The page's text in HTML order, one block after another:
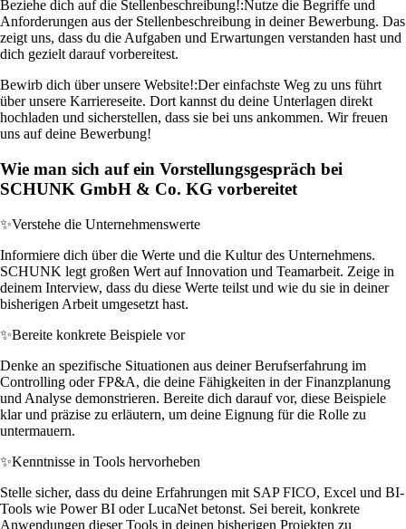
Beziehe dich auf die Stellenbeschreibung!:Nutze die Begriffe und
Anforderungen aus der Stellenbeschreibung in deiner Bewerbung. Das
zeigt uns, dass du die Aufgaben und Erwartungen verstanden hast und
dich gezielt darauf vorbereitest.
Bewirb dich über unsere Website!:Der einfachste Weg zu uns führt
über unsere Karriereseite. Dort kannst du deine Unterlagen direkt
hochladen und sicherstellen, dass sie bei uns ankommen. Wir freuen
uns auf deine Bewerbung!
Wie man sich auf ein Vorstellungsgespräch bei
SCHUNK GmbH & Co. KG vorbereitet
✨Verstehe die Unternehmenswerte
Informiere dich über die Werte und die Kultur des Unternehmens.
SCHUNK legt großen Wert auf Innovation und Teamarbeit. Zeige in
deinem Interview, dass du diese Werte teilst und wie du sie in deiner
bisherigen Arbeit umgesetzt hast.
✨Bereite konkrete Beispiele vor
Denke an spezifische Situationen aus deiner Berufserfahrung im
Controlling oder FP&A, die deine Fähigkeiten in der Finanzplanung
und Analyse demonstrieren. Bereite dich darauf vor, diese Beispiele
klar und präzise zu erläutern, um deine Eignung für die Rolle zu
untermauern.
✨Kenntnisse in Tools hervorheben
Stelle sicher, dass du deine Erfahrungen mit SAP FICO, Excel und BI-
Tools wie Power BI oder LucaNet betonst. Sei bereit, konkrete
Anwendungen dieser Tools in deinen bisherigen Projekten zu